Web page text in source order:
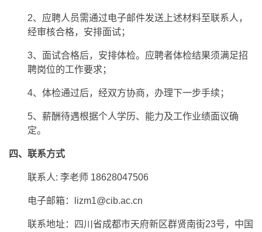
2、应聘人员需通过电子邮件发送上述材料至联系人，
经审核合格，安排面试；
3、面试合格后，安排体检。应聘者体检结果须满足招
聘岗位的工作要求；
4、体检通过后，经双方协商，办理下一步手续；
5、薪酬待遇根据个人学历、能力及工作业绩面议确
定。
四、联系方式
联系人: 李老师 18628047506
电子邮箱：lizm1@cib.ac.cn
联系地址：四川省成都市天府新区群贤南街23号，中国